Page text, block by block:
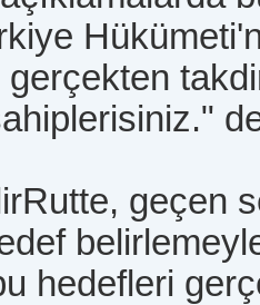
geçen
hedefleri